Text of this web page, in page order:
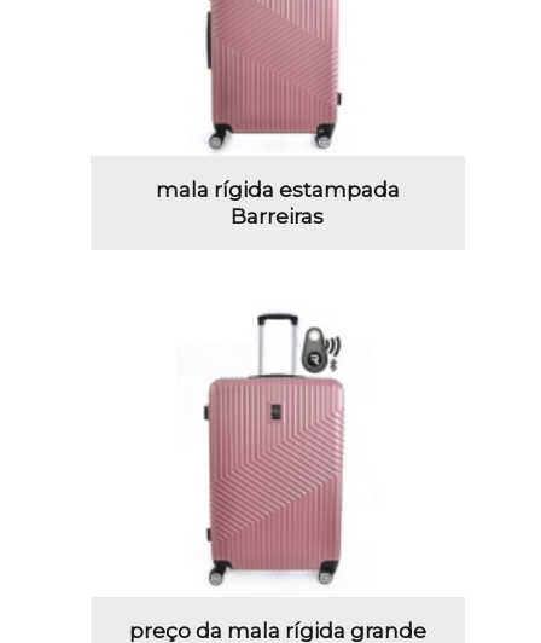
mala rígida estampada
Barreiras
preço da mala rígida grande